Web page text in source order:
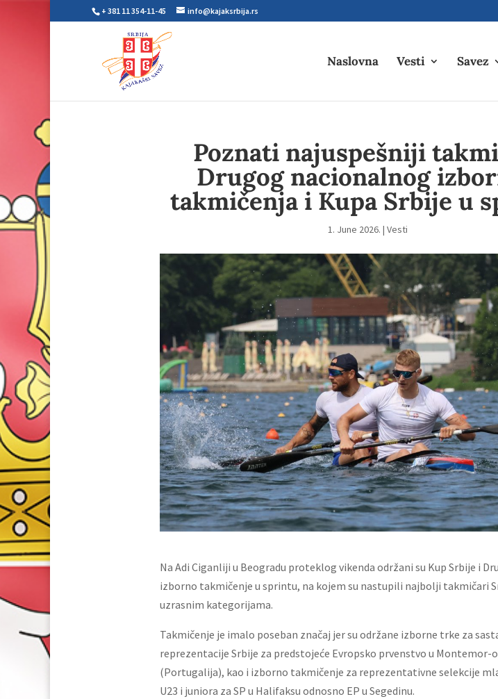
+ 381 11 354-11-45 info@kajaksrbija.rs
Naslovna Vesti Savez
Poznati najuspešniji
Drugog nacionalnog
takmičenja i Kupa Srbije u
1. June 2026. |Vesti
Na Adi Ciganliji u Beogradu proteklog vikenda održani su Kup Srbije i
izborno takmičenje u sprintu, na kojem su nastupili najbolji takmičari
uzrasnim kategorijama.
Takmičenje je imalo poseban značaj jer su održane izborne trke za
reprezentacije Srbije za predstojeće Evropsko prvenstvo u Montemor-
(Portugalija), kao i izborno takmičenje za reprezentativne selekcije
U23 i juniora za SP u Halifaksu odnosno EP u Segedinu.